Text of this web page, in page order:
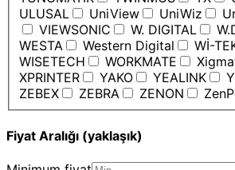
ULUSAL
UniView UniWiz
VIEWSONIC
W. DIGITAL
WESTA
Western Digital Wİ-
WISETECH
WORKMATE
XPRINTER
YAKO YEALINK
ZEBEX
ZEBRA ZENON
Fiyat Aralığı (yaklaşık)